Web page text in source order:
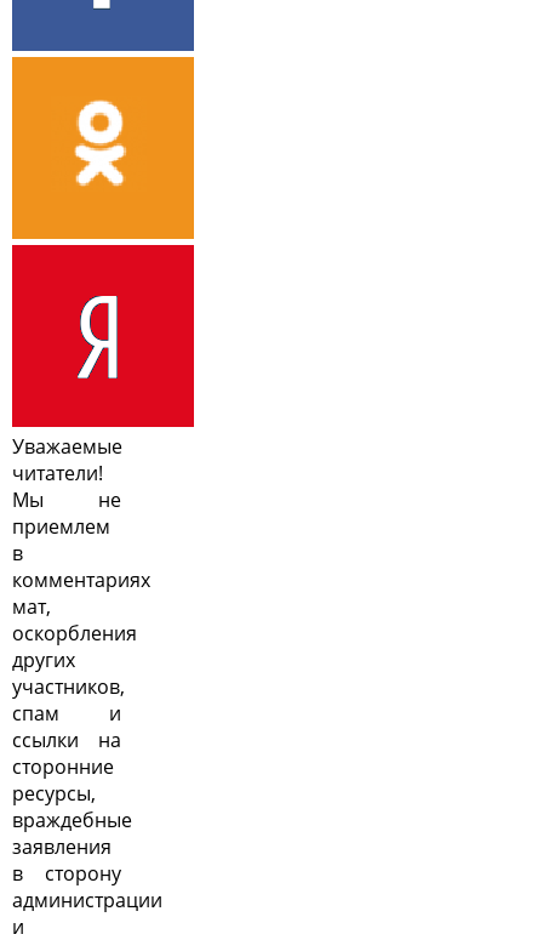
Уважаемые
читатели!
Мы не
приемлем
в
комментариях
мат,
оскорбления
других
участников,
спам и
ссылки на
сторонние
ресурсы,
враждебные
заявления
в сторону
администрации
и